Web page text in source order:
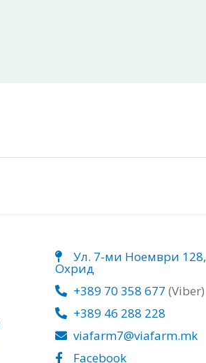
Ул. 7-ми Ноември 128,
Охрид
+389 70 358 677 (Viber)
+389 46 288 228
viafarm7@viafarm.mk
Facebook